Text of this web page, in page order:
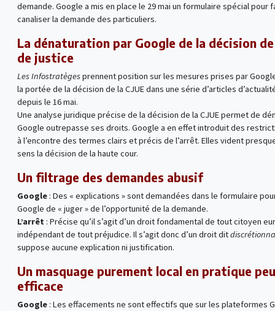
demande. Google a mis en place le 29 mai un formulaire spécial pour
canaliser la demande des particuliers.
La dénaturation par Google de la décision
de justice
Les Infostratèges prennent position sur les mesures prises par
la portée de la décision de la CJUE dans une série d’articles
depuis le 16 mai.
Une analyse juridique précise de la décision de la CJUE permet de
Google outrepasse ses droits. Google a en effet introduit des
à l’encontre des termes clairs et précis de l’arrêt. Elles vident
sens la décision de la haute cour.
Un filtrage des demandes abusif
Google: Des « explications » sont demandées dans le formulaire
Google de « juger » de l’opportunité de la demande.
L’arrêt : Précise qu’il s’agit d’un droit fondamental de tout citoyen
indépendant de tout préjudice. Il s’agit donc d’un droit dit
suppose aucune explication ni justification.
Un masquage purement local en pratique peu
efficace
Google: Les effacements ne sont effectifs que sur les plateformes